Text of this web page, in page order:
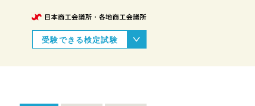
受験できる検定試験